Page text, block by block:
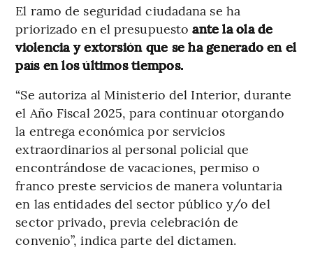
El ramo de seguridad ciudadana se ha
priorizado en el presupuestoante la ola de
violencia y extorsión que se ha generado en el
país en los últimos tiempos.
“Se autoriza al Ministerio del Interior, durante
el Año Fiscal 2025, para continuar otorgando
la entrega económica por servicios
extraordinarios al personal policial que
encontrándose de vacaciones, permiso o
franco preste servicios de manera voluntaria
en las entidades del sector público y/o del
sector privado, previa celebración de
convenio”, indica parte del dictamen.